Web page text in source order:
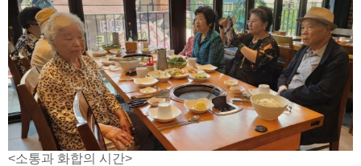
<소통과 화합의 시간>